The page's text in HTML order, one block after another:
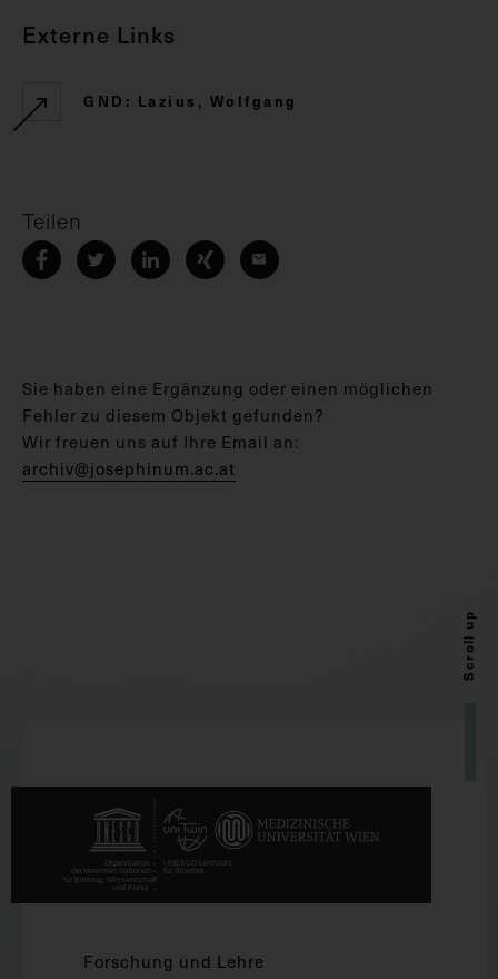
Externe Links
GND: Lazius, Wolfgang
Teilen
Sie haben eine Ergänzung oder einen möglichen
Fehler zu diesem Objekt gefunden?
Wir freuen uns auf Ihre Email an:
archiv@josephinum.ac.at
Scroll up
Forschung und Lehre